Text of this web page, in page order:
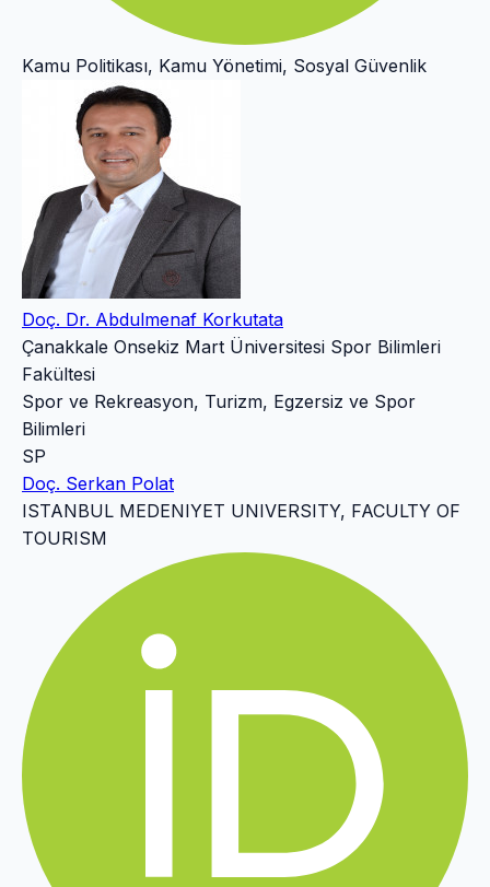
Kamu Politikası, Kamu Yönetimi, Sosyal Güvenlik
Doç. Dr. Abdulmenaf Korkutata
Çanakkale Onsekiz Mart Üniversitesi Spor Bilimleri
Fakültesi
Spor ve Rekreasyon, Turizm, Egzersiz ve Spor
Bilimleri
SP
Doç. Serkan Polat
ISTANBUL MEDENIYET UNIVERSITY, FACULTY OF
TOURISM